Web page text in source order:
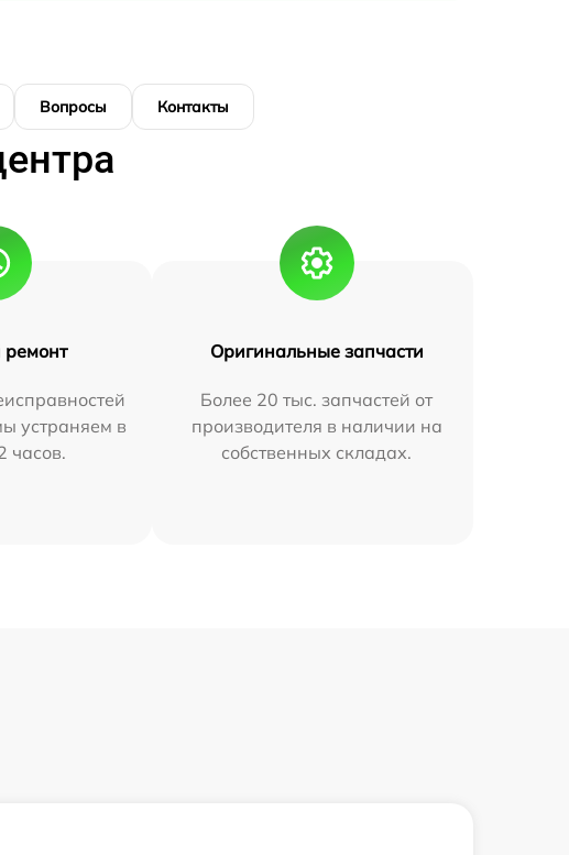
Вопросы Контакты
устраняем в
часов.
Оригинальные запчасти
Более 20 тыс. запчастей от
производителя в наличии на
собственных складах.